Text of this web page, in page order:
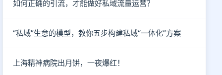
如何正确的引流，才能做好私域流量运营？
“私域”生意的模型，教你五步构建私域“一体化”方案
上海精神病院出月饼，一夜爆红！